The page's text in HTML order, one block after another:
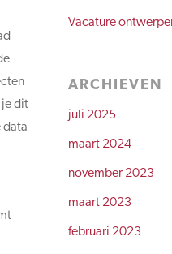
je dit
data
Vacature
ARCHIEVEN
juli 2025
maart 2024
november 2023
maart 2023
februari 2023